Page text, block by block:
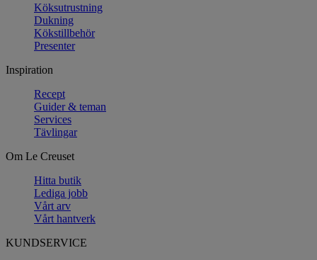
Köksutrustning
Dukning
Kökstillbehör
Presenter
Inspiration
Recept
Guider & teman
Services
Tävlingar
Om Le Creuset
Hitta butik
Lediga jobb
Vårt arv
Vårt hantverk
KUNDSERVICE